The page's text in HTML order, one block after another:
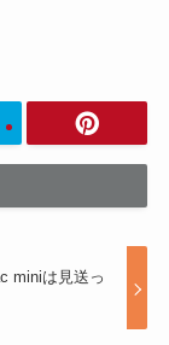
miniは見送っ